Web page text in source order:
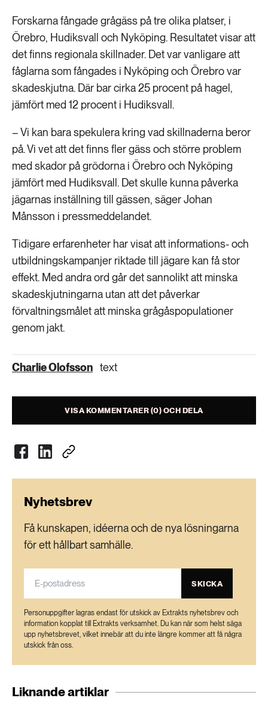
Forskarna fångade grågäss på tre olika platser, i
Örebro, Hudiksvall och Nyköping. Resultatet visar att
det finns regionala skillnader. Det var vanligare att
fåglarna som fångades i Nyköping och Örebro var
skadeskjutna. Där bar cirka 25 procent på hagel,
jämfört med 12 procent i Hudiksvall.
– Vi kan bara spekulera kring vad skillnaderna beror
på. Vi vet att det finns fler gäss och större problem
med skador på grödorna i Örebro och Nyköping
jämfört med Hudiksvall. Det skulle kunna påverka
jägarnas inställning till gässen, säger Johan
Månsson i pressmeddelandet.
Tidigare erfarenheter har visat att informations- och
utbildningskampanjer riktade till jägare kan få stor
effekt. Med andra ord går det sannolikt att minska
skadeskjutningarna utan att det påverkar
förvaltningsmålet att minska grågåspopulationer
genom jakt.
Charlie Olofsson text
VISA KOMMENTARER (0) OCH DELA
Nyhetsbrev
Få kunskapen, idéerna och de nya lösningarna
för ett hållbart samhälle.
SKICKA
Personuppgifter lagras endast för utskick av Extrakts nyhetsbrev och
information kopplat till Extrakts verksamhet. Du kan när som helst säga
upp nyhetsbrevet, vilket innebär att du inte längre kommer att få några
utskick från oss.
Liknande artiklar